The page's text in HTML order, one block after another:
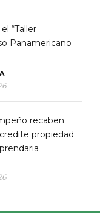
“Taller
Panamericano
recaben
propiedad